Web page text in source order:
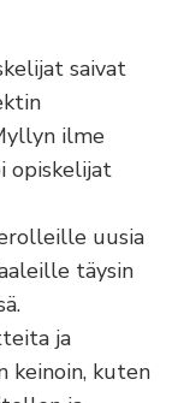
saivat
ilme
opiskelijat
uusia
täysin
ja
kuten